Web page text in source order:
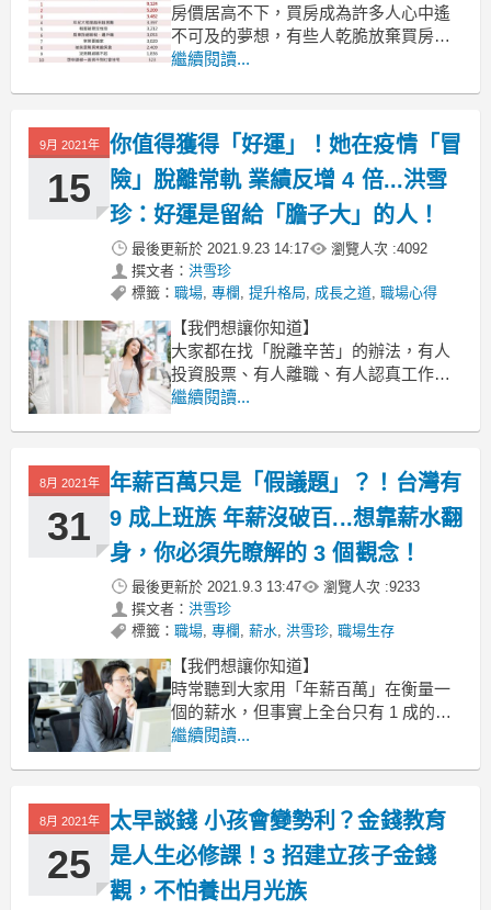
房價居高不下，買房成為許多人心中遙
不可及的夢想，有些人乾脆放棄買房的
念頭，認為反正租屋就好，但事情可沒
文 / 網路溫度計
No. 10 想申請卻一直排不到社會住宅
繼續閱讀...
9月 2021年
15
你值得獲得「好運」！她在疫情「冒
險」脫離常軌 業績反增 4 倍...洪雪
珍：好運是留給「膽子大」的人！
最後更新於 2021.9.23 14:17 瀏覽人次 :4092
撰文者： 洪雪珍
標籤： 職場, 專欄 , 提升格局, 成長之道, 職場心得
【我們想讓你知道】
大家都在找「脫離辛苦」的辦法，有人
投資股票、有人離職、有人認真工作，
但這些真的都與「運氣」無關嗎？除了
文 / 洪雪珍
我的書櫃有一排書在談怎麼遇見好運，
這是我很喜歡的閱讀類
繼續閱讀...
8月 2021年
31
年薪百萬只是「假議題」？！台灣有
9 成上班族 年薪沒破百...想靠薪水翻
身，你必須先瞭解的 3 個觀念！
最後更新於 2021.9.3 13:47 瀏覽人次 :9233
撰文者： 洪雪珍
標籤： 職場, 專欄 , 薪水, 洪雪珍, 職場生存
【我們想讓你知道】
時常聽到大家用「年薪百萬」在衡量一
個的薪水，但事實上全台只有 1 成的上
班族年薪破百，大部分的人仍處在「低
文 / 洪雪珍
最近做直播，小編設定的主題原來是
「怎麼拿到年薪
繼續閱讀...
8月 2021年
25
太早談錢 小孩會變勢利？金錢教育
是人生必修課！3 招建立孩子金錢
觀，不怕養出月光族